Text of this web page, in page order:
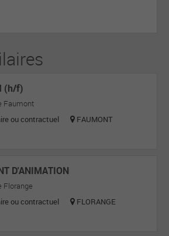
(h/f)
Faumont
ou contractuel
FAUMONT
D'ANIMATION
Florange
ou contractuel
FLORANGE